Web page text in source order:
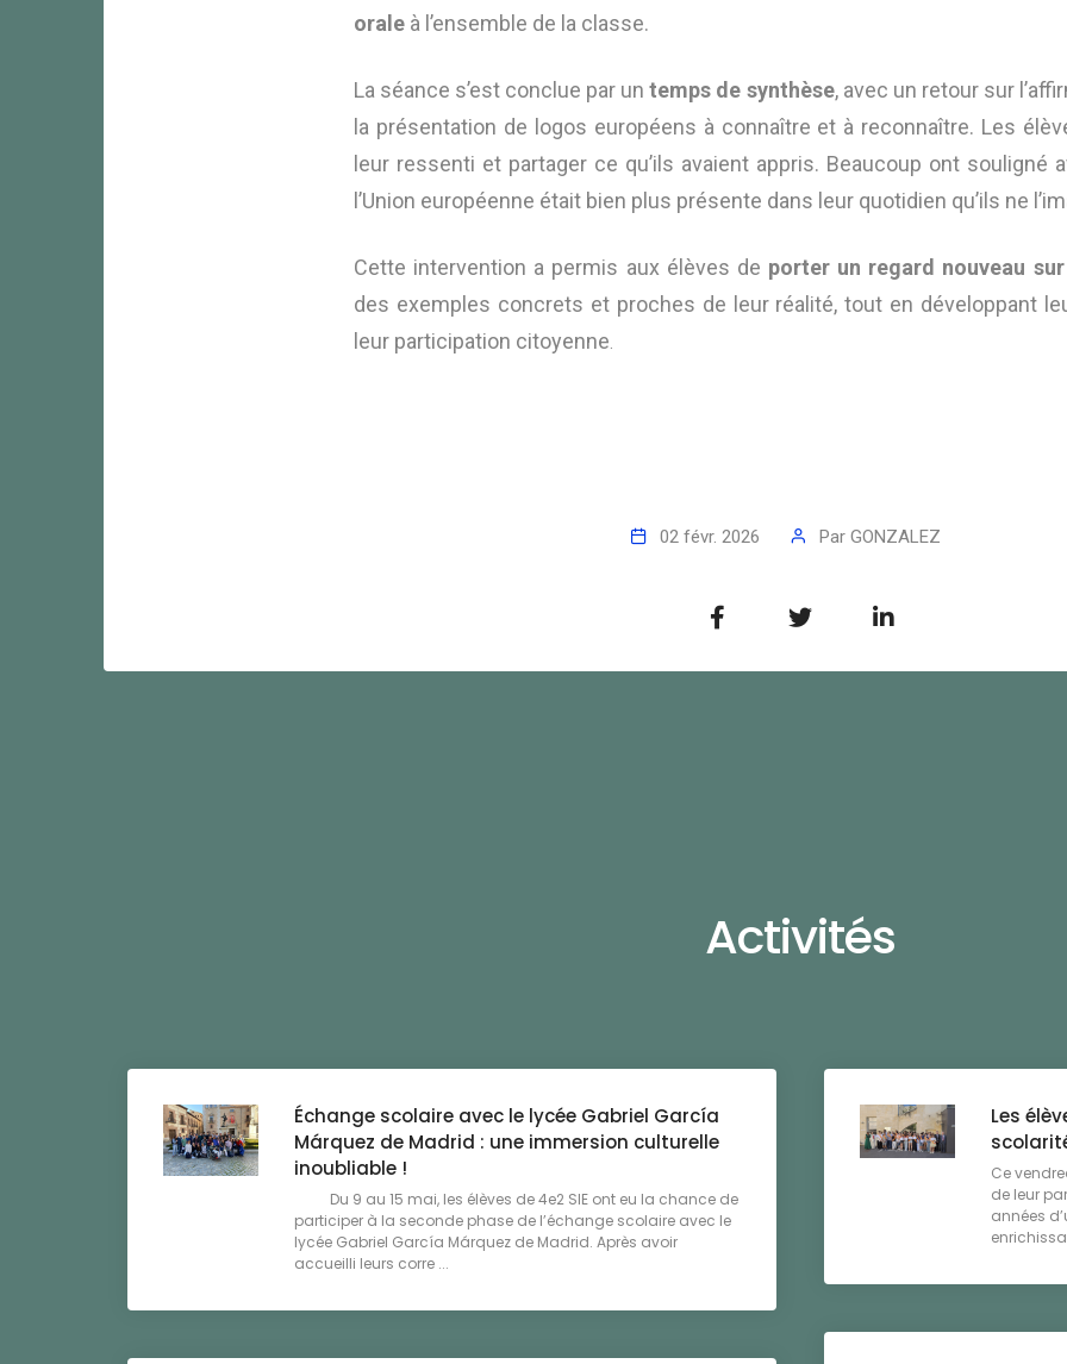
orale à l’ensemble de la classe.
La séance s’est conclue par untemps de synthèse, avec un retour sur
la présentation de logos européens à connaître et à reconnaître. Les
leur ressenti et partager ce qu’ils avaient appris. Beaucoup ont souligné
l’Union européenne était bien plus présente dans leur quotidien qu’ils ne
Cette intervention a permis aux élèves de porter un regard nouveau sur
des exemples concrets et proches de leur réalité, tout en développant
leur participation citoyenne.
02 févr. 2026 Par GONZALEZ
Activités
Échange scolaire avec le lycée Gabriel García
Márquez de Madrid : une immersion culturelle
inoubliable !
Du 9 au 15 mai, les élèves de 4e2 SIE ont eu la chance de
participer à la seconde phase de l’échange scolaire avec le
lycée Gabriel García Márquez de Madrid. Après avoir
accueilli leurs corre ...
Les
Ce
de leur
années